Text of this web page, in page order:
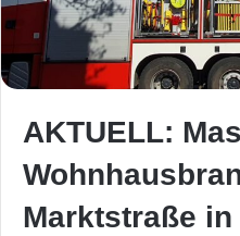
AKTUELL:
Marktstraße